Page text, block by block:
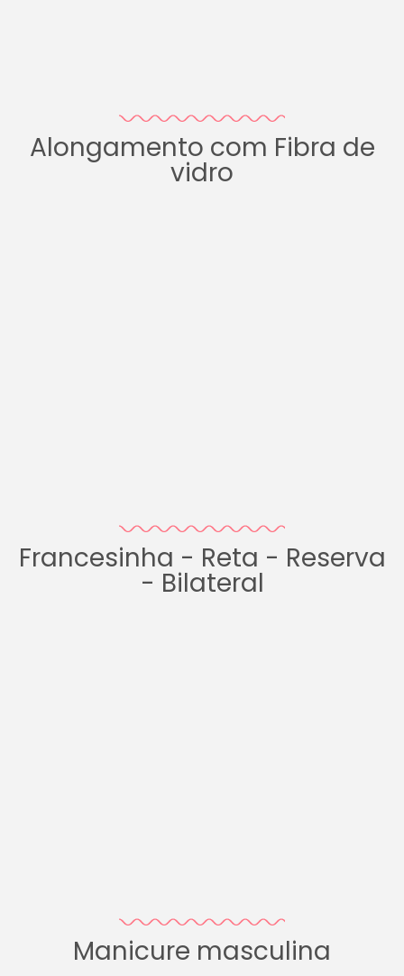
Alongamento com Fibra de
vidro
Francesinha - Reta - Reserva
- Bilateral
Manicure masculina